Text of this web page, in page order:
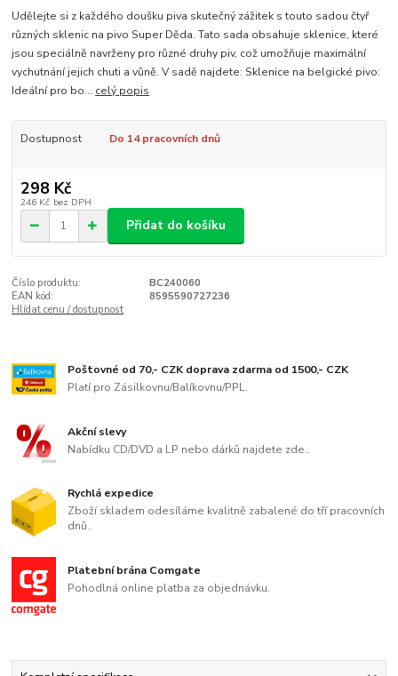
Udělejte si z každého doušku piva skutečný zážitek s touto sadou čtyř
různých sklenic na pivo Super Děda. Tato sada obsahuje sklenice, které
jsou speciálně navrženy pro různé druhy piv, což umožňuje maximální
vychutnání jejich chuti a vůně. V sadě najdete: Sklenice na belgické pivo:
Ideální pro bo... celý popis
Dostupnost Do 14 pracovních dnů
298 Kč
246 Kč bez DPH
Přidat do košíku
Číslo produktu:
BC240060
EAN kód:
8595590727236
Hlídat cenu / dostupnost
Poštovné od 70,- CZK doprava zdarma od 1500,- CZK
Platí pro Zásilkovnu/Balíkovnu/PPL.
Akční slevy
Nabídku CD/DVD a LP nebo dárků najdete zde..
Rychlá expedice
Zboží skladem odesíláme kvalitně zabalené do tří pracovních
dnů..
Platební brána Comgate
Pohodlná online platba za objednávku.